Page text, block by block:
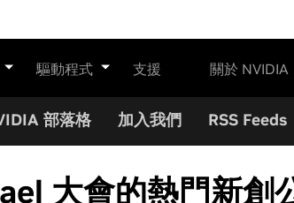
驅動程式 支援 關於 NVIDIA
部落格 加入我們 RSS Feeds
大會的熱門新